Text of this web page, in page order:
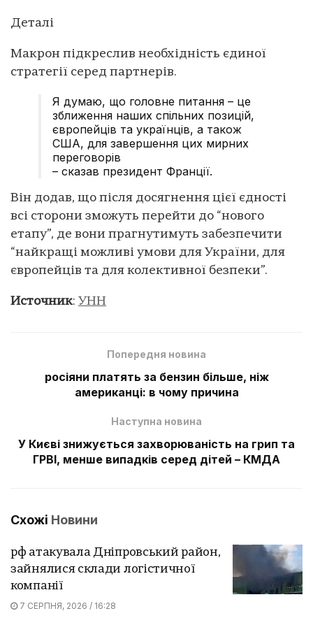
Деталі
Макрон підкреслив необхідність єдиної
стратегії серед партнерів.
Я думаю, що головне питання – це
зближення наших спільних позицій,
європейців та українців, а також
США, для завершення цих мирних
переговорів
– сказав президент Франції.
Він додав, що після досягнення цієї єдності
всі сторони зможуть перейти до “нового
етапу”, де вони прагнутимуть забезпечити
“найкращі можливі умови для України, для
європейців та для колективної безпеки”.
Источник: УНН
Попередня новина
росіяни платять за бензин більше, ніж
американці: в чому причина
Наступна новина
У Києві знижується захворюваність на грип та
ГРВІ, менше випадків серед дітей – КМДА
Схожі Новини
рф атакувала Дніпровський район,
зайнялися склади логістичної
компанії
7 СЕРПНЯ, 2026 / 16:28